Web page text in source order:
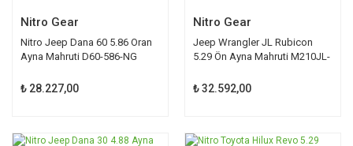
Nitro Gear
Nitro Jeep Dana 60 5.86 Oran
Ayna Mahruti D60-586-NG
₺ 28.227,00
Nitro Gear
Jeep Wrangler JL Rubicon
5.29 Ön Ayna Mahruti M210JL-
₺ 32.592,00